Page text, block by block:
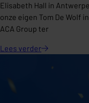
Elisabeth Hall in
onze eigen Tom De Wolf
ACA Group ter
Lees verder